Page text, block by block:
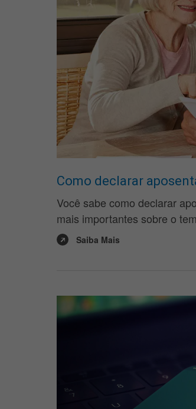
Como declarar
Você sabe como declarar
mais importantes sobre o
Saiba Mais